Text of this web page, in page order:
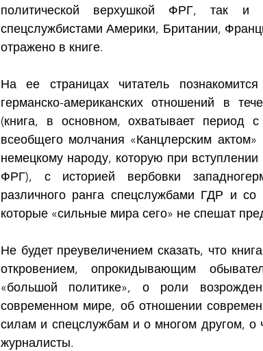
политической верхушкой ФРГ, так и
спецслужбистами Америки, Британии,
отражено в книге.
На ее страницах читатель
германско-американских отношений в
(книга, в основном, охватывает период
всеобщего молчания «Канцлерским
немецкому народу, которую при
ФРГ), с историей вербовки
различного ранга спецслужбами ГДР и
которые «сильные мира сего» не спешат
Не будет преувеличением сказать, что
откровением, опрокидывающим
«большой политике», о роли
современном мире, об отношении
силам и спецслужбам и о многом другом, о
журналисты.